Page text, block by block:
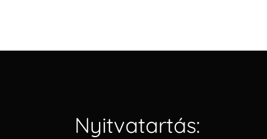
Nyitvatartás: